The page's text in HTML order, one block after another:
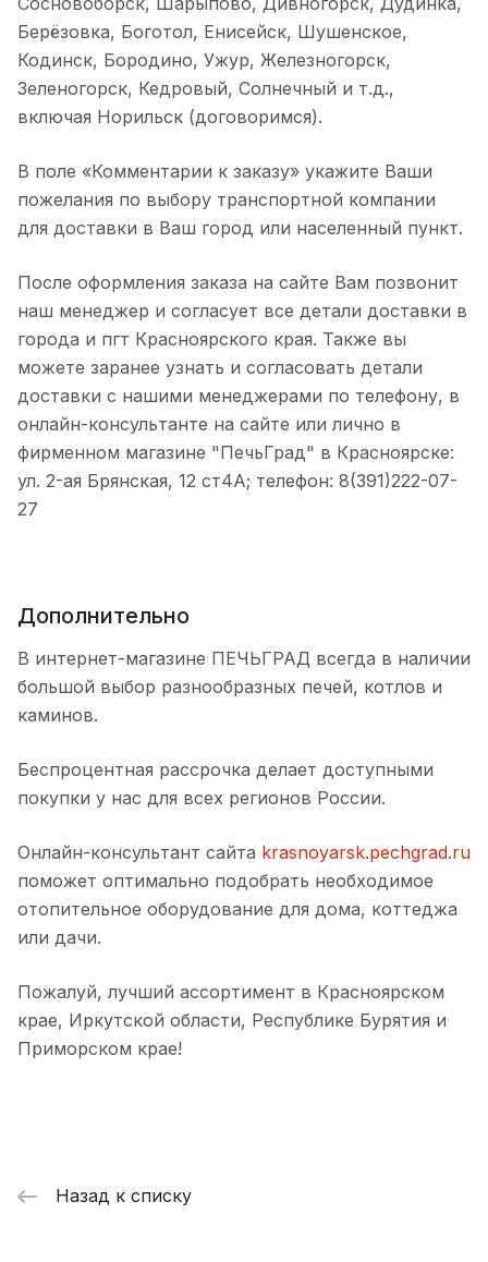
Берёзовка, Боготол, Енисейск, Шушенское,
Кодинск, Бородино, Ужур, Железногорск,
Зеленогорск, Кедровый, Солнечный и т.д.,
включая Норильск (договоримся).
В поле «Комментарии к заказу» укажите Ваши
пожелания по выбору транспортной компании
для доставки в Ваш город или населенный пункт.
После оформления заказа на сайте Вам позвонит
наш менеджер и согласует все детали доставки в
города и пгт Красноярского края. Также вы
можете заранее узнать и согласовать детали
доставки с нашими менеджерами по телефону, в
онлайн-консультанте на сайте или лично в
фирменном магазине "ПечьГрад" в Красноярске:
ул. 2-ая Брянская, 12 ст4А; телефон: 8(391)222-07-
27
Дополнительно
В интернет-магазине ПЕЧЬГРАД всегда в наличии
большой выбор разнообразных печей, котлов и
каминов.
Беспроцентная рассрочка делает доступными
покупки у нас для всех регионов России.
Онлайн-консультант сайта krasnoyarsk.pechgrad.ru
поможет оптимально подобрать необходимое
отопительное оборудование для дома, коттеджа
или дачи.
Пожалуй, лучший ассортимент в Красноярском
крае, Иркутской области, Республике Бурятия и
Приморском крае!
Назад к списку